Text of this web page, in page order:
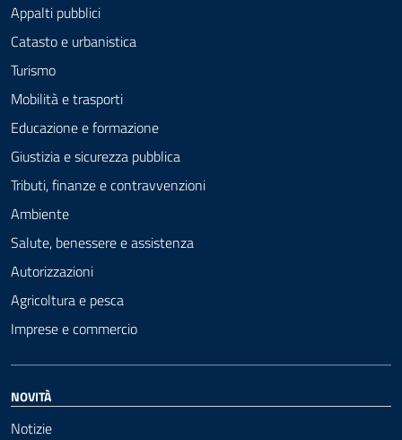
Appalti pubblici
Catasto e urbanistica
Turismo
Mobilità e trasporti
Educazione e formazione
Giustizia e sicurezza pubblica
Tributi, finanze e contravvenzioni
Ambiente
Salute, benessere e assistenza
Autorizzazioni
Agricoltura e pesca
Imprese e commercio
NOVITÀ
Notizie